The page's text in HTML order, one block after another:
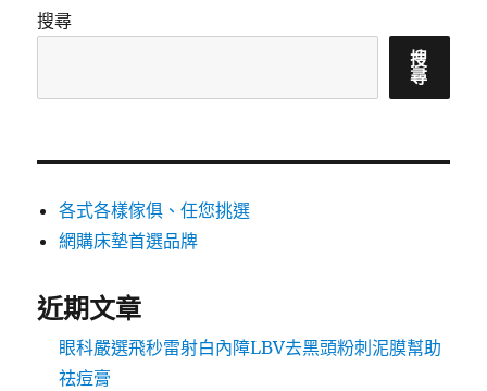
搜尋
搜
尋
各式各樣傢俱、任您挑選
網購床墊首選品牌
近期文章
眼科嚴選飛秒雷射白內障LBV去黑頭粉刺泥膜幫助
祛痘膏